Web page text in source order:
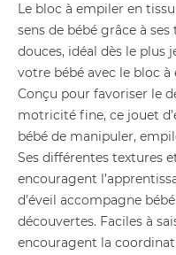
Le bloc à empiler en
sens de bébé grâce à
douces, idéal dès le plus
votre bébé avec le bloc
Conçu pour favoriser le
motricité fine, ce jouet
bébé de manipuler,
Ses différentes textures
encouragent
d’éveil accompagne
découvertes. Faciles à
encouragent la